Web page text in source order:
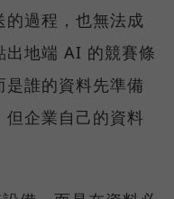
過程，也無法成
出地端 AI 的競賽條
誰的資料先準備
企業自己的資料